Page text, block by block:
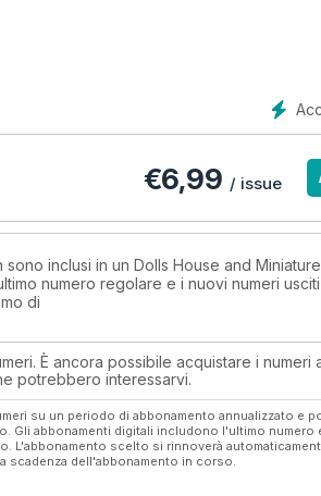
and bootees
outfit
Williams
€6,99 / issue
inclusi in un Dolls House and
numero regolare e i nuovi numeri
di
È ancora possibile acquistare i numeri
potrebbero interessarvi.
su un periodo di abbonamento annualizzato e
abbonamenti digitali includono l'ultimo numero
L'abbonamento scelto si rinnoverà
scadenza dell'abbonamento in corso.